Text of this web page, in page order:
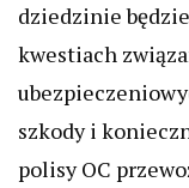
dziedzinie
kwestiach
szkody i
polisy OC